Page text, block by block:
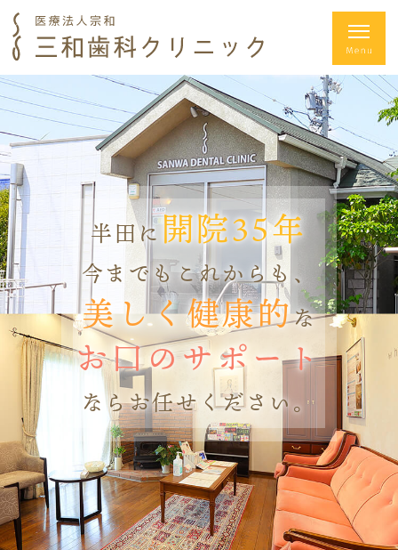
半田に開院35年
今までもこれからも、
美しく健康的な
お口のサポート
ならお任せください。